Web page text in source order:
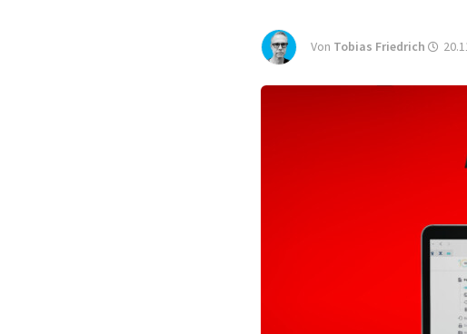
Von Tobias Friedrich